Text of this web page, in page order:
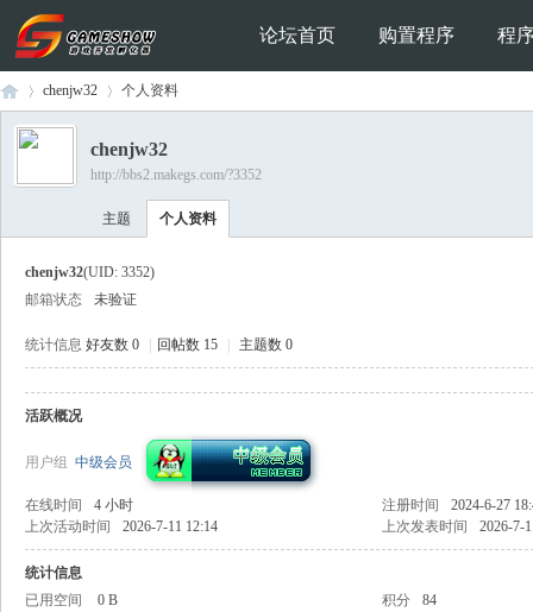
论坛首页 购置程序 程
›
chenjw32 个人资料
chenjw32
http://bbs2.makegs.com/?3352
主题 个人资料
chenjw32(UID: 3352)
邮箱状态
未验证
统计信息 好友数 0 回帖数 15 主题数 0
活跃概况
用户组 中级会员
在线时间 4 小时 注册时间
2024-6-27
上次活动时间
2026-7-11 12:14 上次发表时间 2026-7-
统计信息
已用空间
0 B 积分
84